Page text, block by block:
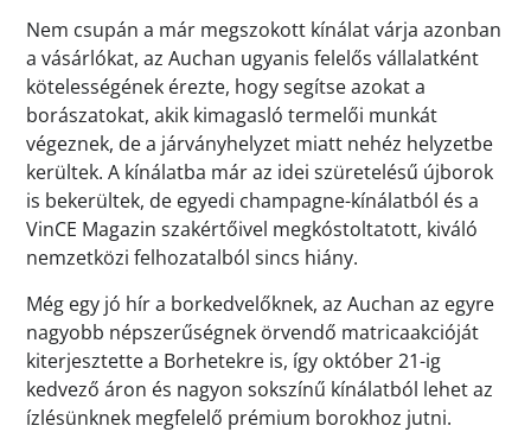
Nem csupán a már megszokott kínálat várja azonban
a vásárlókat, az Auchan ugyanis felelős vállalatként
kötelességének érezte, hogy segítse azokat a
borászatokat, akik kimagasló termelői munkát
végeznek, de a járványhelyzet miatt nehéz helyzetbe
kerültek. A kínálatba már az idei szüretelésű újborok
is bekerültek, de egyedi champagne-kínálatból és a
VinCE Magazin szakértőivel megkóstoltatott, kiváló
nemzetközi felhozatalból sincs hiány.
Még egy jó hír a borkedvelőknek, az Auchan az egyre
nagyobb népszerűségnek örvendő matricaakcióját
kiterjesztette a Borhetekre is, így október 21-ig
kedvező áron és nagyon sokszínű kínálatból lehet az
ízlésünknek megfelelő prémium borokhoz jutni.